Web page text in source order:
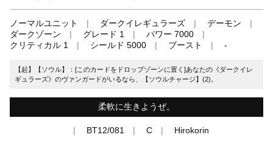
ノーマルユニット ダークイレギュラーズ
デーモン
ダークゾーン
グレード 1
パワー 7000
クリティカル 1
シールド 5000 ブースト -
【起】【ソウル】：[このカードをドロップゾーンに置く]あなたの《ダークイレ
ギュラーズ》のヴァンガードがいるなら、【ソウルチャージ】(2)。
柔軟に生きようぜ。
BT12/081 C Hirokorin